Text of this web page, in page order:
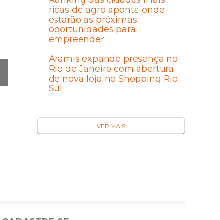
ricas do agro aponta onde
estarão as próximas
oportunidades para
empreender
Aramis expande presença no
Rio de Janeiro com abertura
de nova loja no Shopping Rio
Sul
VER MAIS